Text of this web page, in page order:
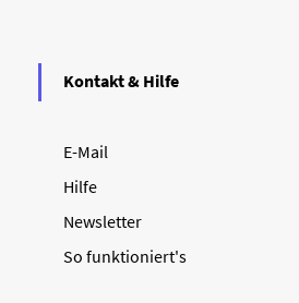
Kontakt & Hilfe
E-Mail
Hilfe
Newsletter
So funktioniert's